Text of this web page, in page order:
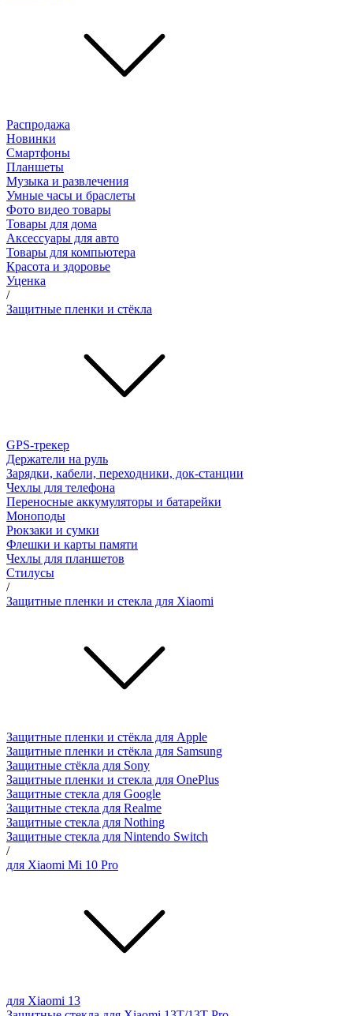
Распродажа
Новинки
Смартфоны
Планшеты
Музыка и развлечения
Умные часы и браслеты
Фото видео товары
Товары для дома
Аксессуары для авто
Товары для компьютера
Красота и здоровье
Уценка
/
Защитные пленки и стёкла
GPS-трекер
Держатели на руль
Зарядки, кабели, переходники, док-станции
Чехлы для телефона
Переносные аккумуляторы и батарейки
Моноподы
Рюкзаки и сумки
Флешки и карты памяти
Чехлы для планшетов
Стилусы
/
Защитные пленки и стекла для Xiaomi
Защитные пленки и стёкла для Apple
Защитные пленки и стёкла для Samsung
Защитные стёкла для Sony
Защитные пленки и стекла для OnePlus
Защитные стекла для Google
Защитные стекла для Realme
Защитные стекла для Nothing
Защитные стекла для Nintendo Switch
/
для Xiaomi Mi 10 Pro
для Xiaomi 13